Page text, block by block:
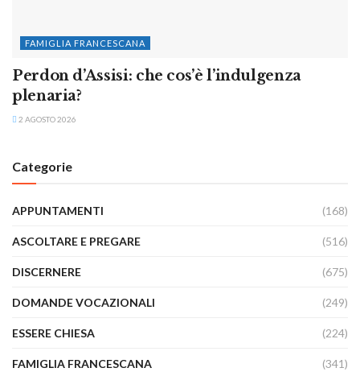
FAMIGLIA FRANCESCANA
Perdon d’Assisi: che cos’è l’indulgenza
plenaria?
2 AGOSTO 2026
Categorie
APPUNTAMENTI (168)
ASCOLTARE E PREGARE (516)
DISCERNERE (675)
DOMANDE VOCAZIONALI (249)
ESSERE CHIESA (224)
FAMIGLIA FRANCESCANA (341)